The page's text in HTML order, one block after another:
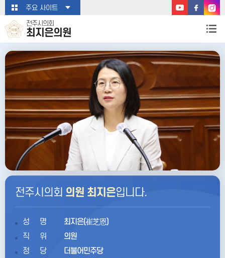
본문바로가기주요 사이트
전주시의회
최지은의원
전주시의회 의원 최지은입니다.
성명
최지은(崔芝恩)
직위
의원
정당
더불어민주당